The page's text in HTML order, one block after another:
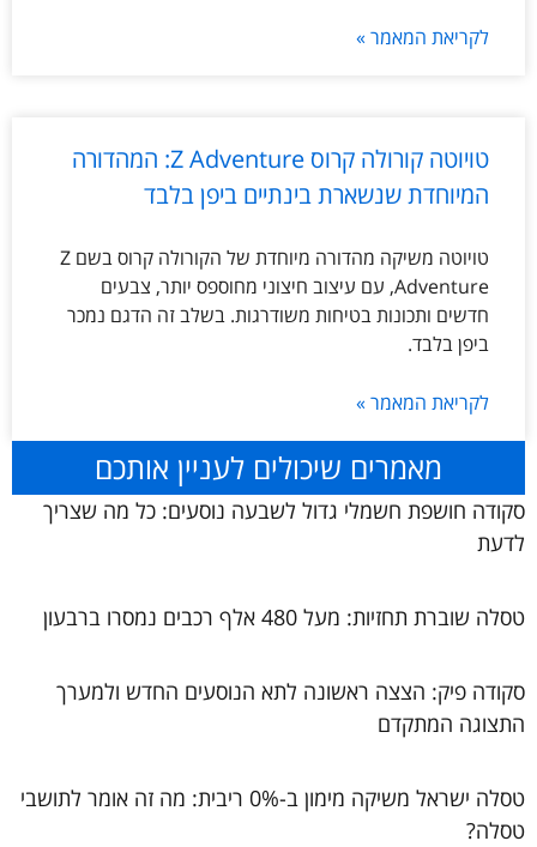
לקריאת המאמר »
טויוטה קורולה קרוס Z Adventure: המהדורה
המיוחדת שנשארת בינתיים ביפן בלבד
טויוטה משיקה מהדורה מיוחדת של הקורולה קרוס בשם Z
Adventure, עם עיצוב חיצוני מחוספס יותר, צבעים
חדשים ותכונות בטיחות משודרגות. בשלב זה הדגם נמכר
ביפן בלבד.
לקריאת המאמר »
מאמרים שיכולים לעניין אותכם
סקודה חושפת חשמלי גדול לשבעה נוסעים: כל מה שצריך
לדעת
טסלה שוברת תחזיות: מעל 480 אלף רכבים נמסרו ברבעון
סקודה פיק: הצצה ראשונה לתא הנוסעים החדש ולמערך
התצוגה המתקדם
טסלה ישראל משיקה מימון ב-0% ריבית: מה זה אומר לתושבי
טסלה?